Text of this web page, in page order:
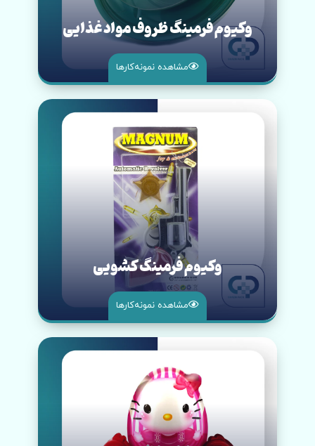
وکیوم فرمینگ ظروف مواد غذایی
مشاهده نمونه‌کار‌ها
وکیوم فرمینگ کشویی
مشاهده نمونه‌کار‌ها